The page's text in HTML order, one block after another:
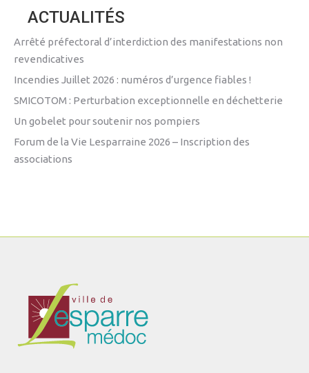
ACTUALITÉS
Arrêté préfectoral d’interdiction des manifestations non
revendicatives
Incendies Juillet 2026 : numéros d’urgence fiables !
SMICOTOM : Perturbation exceptionnelle en déchetterie
Un gobelet pour soutenir nos pompiers
Forum de la Vie Lesparraine 2026 – Inscription des
associations